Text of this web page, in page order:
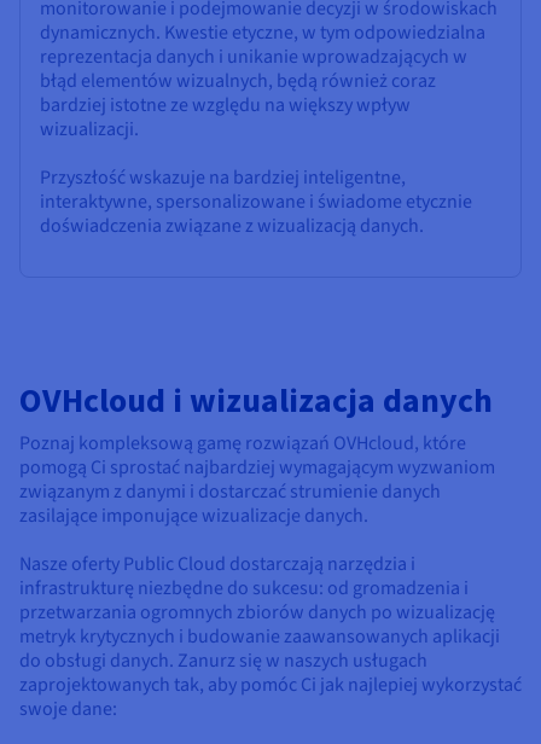
monitorowanie i podejmowanie decyzji w środowiskach
dynamicznych. Kwestie etyczne, w tym odpowiedzialna
reprezentacja danych i unikanie wprowadzających w
błąd elementów wizualnych, będą również coraz
bardziej istotne ze względu na większy wpływ
wizualizacji.
Przyszłość wskazuje na bardziej inteligentne,
interaktywne, spersonalizowane i świadome etycznie
doświadczenia związane z wizualizacją danych.
OVHcloud i wizualizacja danych
Poznaj kompleksową gamę rozwiązań OVHcloud, które
pomogą Ci sprostać najbardziej wymagającym wyzwaniom
związanym z danymi i dostarczać strumienie danych
zasilające imponujące wizualizacje danych.
Nasze oferty Public Cloud dostarczają narzędzia i
infrastrukturę niezbędne do sukcesu: od gromadzenia i
przetwarzania ogromnych zbiorów danych po wizualizację
metryk krytycznych i budowanie zaawansowanych aplikacji
do obsługi danych. Zanurz się w naszych usługach
zaprojektowanych tak, aby pomóc Ci jak najlepiej wykorzystać
swoje dane: